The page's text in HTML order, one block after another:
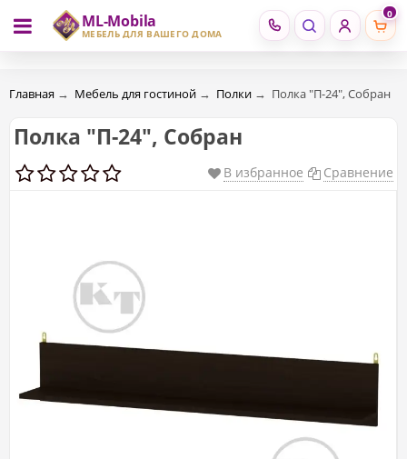
ML-Mobila
МЕБЕЛЬ ДЛЯ ВАШЕГО ДОМА
0
RU RO
Главная → Мебель для гостиной → Полки → Полка "П-24", Собран
Полка "П-24", Собран
В избранное Сравнение